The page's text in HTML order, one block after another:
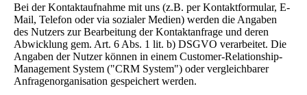
Bei der Kontaktaufnahme mit uns (z.B. per Kontaktformular, E-
Mail, Telefon oder via sozialer Medien) werden die Angaben
des Nutzers zur Bearbeitung der Kontaktanfrage und deren
Abwicklung gem. Art. 6 Abs. 1 lit. b) DSGVO verarbeitet. Die
Angaben der Nutzer können in einem Customer-Relationship-
Management System ("CRM System") oder vergleichbarer
Anfragenorganisation gespeichert werden.